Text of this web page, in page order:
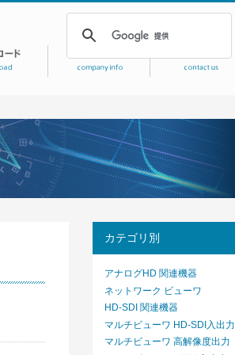
カテゴリ別
アナログHD 関連機器
ネットワーク ビューワ
HD-SDI 関連機器
マルチビューワ HD-SDI入出力
マルチビューワ 高解像度出力